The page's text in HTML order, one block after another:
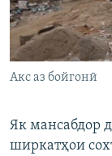
Акс аз бойгонӣ
Як мансабдор
ширкатҳои